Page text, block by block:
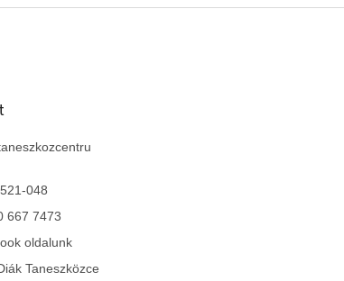
048
667 7473
oldalunk
Taneszközce